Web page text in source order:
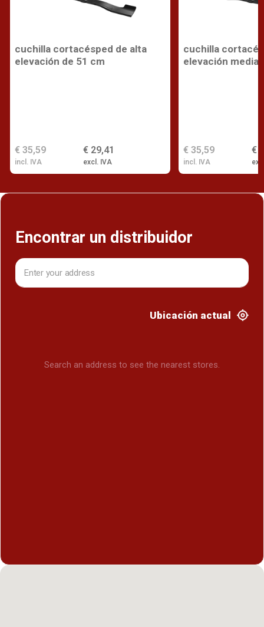
cuchilla cortacésped de alta
elevación de 51 cm
€ 29,41
excl. IVA
€ 35,59
incl. IVA
cuchilla
elevación media
€
€ 35,59
incl. IVA
Encontrar un distribuidor
Ubicación actual
Search an address to see the nearest stores.